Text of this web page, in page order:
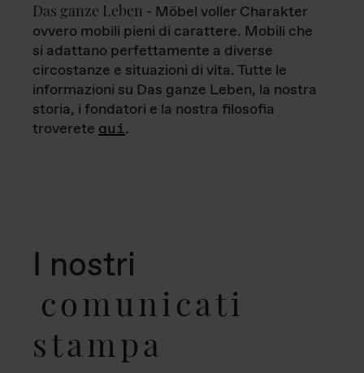
Das ganze Leben - Möbel voller Charakter
ovvero mobili pieni di carattere. Mobili che
si adattano perfettamente a diverse
circostanze e situazioni di vita. Tutte le
informazioni su Das ganze Leben, la nostra
storia, i fondatori e la nostra filosofia
troverete qui.
I nostri
comunicati
stampa